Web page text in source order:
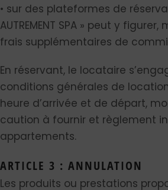
• sur des plateformes de
AUTREMENT SPA » peut y
frais supplémentaires de
En réservant, le locataire
conditions générales de
heure d’arrivée et de départ,
caution à fournir et règlement
appartements.
ARTICLE 3 : ANNULATION
Les produits ou prestations